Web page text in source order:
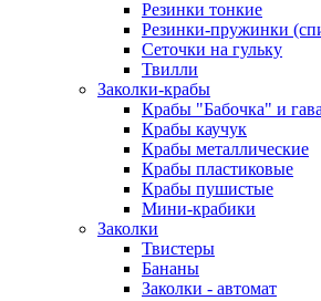
Резинки тонкие
Резинки-пружинки
Сеточки на гульку
Твилли
Заколки-крабы
Крабы "Бабочка" и
Крабы каучук
Крабы металлические
Крабы пластиковые
Крабы пушистые
Мини-крабики
Заколки
Твистеры
Бананы
Заколки - автомат